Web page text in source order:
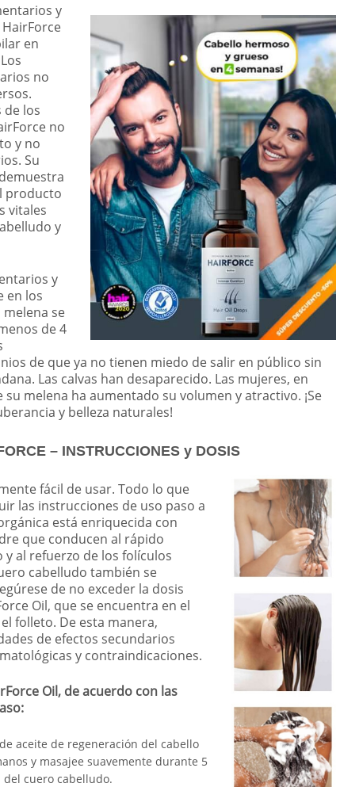
y
en
no
de los
no
y no
Su
producto
vitales
y
y
en los
se
de 4
de que ya no tienen miedo de salir en público sin
Las calvas han desaparecido. Las mujeres, en
melena ha aumentado su volumen y atractivo. ¡Se
y belleza naturales!
– INSTRUCCIONES y DOSIS
fácil de usar. Todo lo que
las instrucciones de uso paso a
está enriquecida con
que conducen al rápido
al refuerzo de los folículos
cabelludo también se
de no exceder la dosis
Oil, que se encuentra en el
folleto. De esta manera,
de efectos secundarios
y contraindicaciones.
Oil, de acuerdo con las
aceite de regeneración del cabello
y masajee suavemente durante 5
cuero cabelludo.